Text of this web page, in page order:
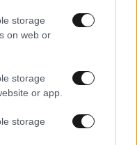
storage
on web or
storage
or app.
storageαπό αγνώστους –